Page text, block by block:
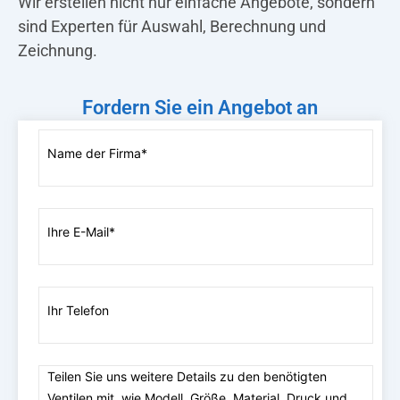
sind Experten für Auswahl, Berechnung und
Zeichnung.
Fordern Sie ein Angebot an